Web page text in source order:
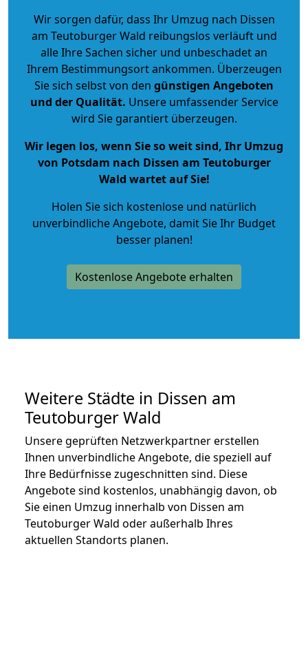
Wir sorgen dafür, dass Ihr Umzug nach Dissen
am Teutoburger Wald reibungslos verläuft und
alle Ihre Sachen sicher und unbeschadet an
Ihrem Bestimmungsort ankommen. Überzeugen
Sie sich selbst von den günstigen Angeboten
und der Qualität. Unsere umfassender Service
wird Sie garantiert überzeugen.
Wir legen los, wenn Sie so weit sind, Ihr Umzug
von Potsdam nach Dissen am Teutoburger
Wald wartet auf Sie!
Holen Sie sich kostenlose und natürlich
unverbindliche Angebote, damit Sie Ihr Budget
besser planen!
Kostenlose Angebote erhalten
Weitere Städte in Dissen am
Teutoburger Wald
Unsere geprüften Netzwerkpartner erstellen
Ihnen unverbindliche Angebote, die speziell auf
Ihre Bedürfnisse zugeschnitten sind. Diese
Angebote sind kostenlos, unabhängig davon, ob
Sie einen Umzug innerhalb von Dissen am
Teutoburger Wald oder außerhalb Ihres
aktuellen Standorts planen.